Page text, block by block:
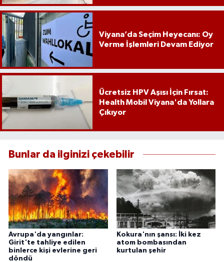
Viyana’da Seçim Heyecanı: Oy
Verme İşlemleri Devam Ediyor
Ücretsiz HPV Aşısı İçin Fırsat:
Health Mobil Viyana'da Yollara
Çıkıyor
Bunlar da ilginizi çekebilir
Avrupa'da yangınlar:
Girit'te tahliye edilen
binlerce kişi evlerine geri
döndü
Kokura'nın şansı: İki kez
atom bombasından
kurtulan şehir